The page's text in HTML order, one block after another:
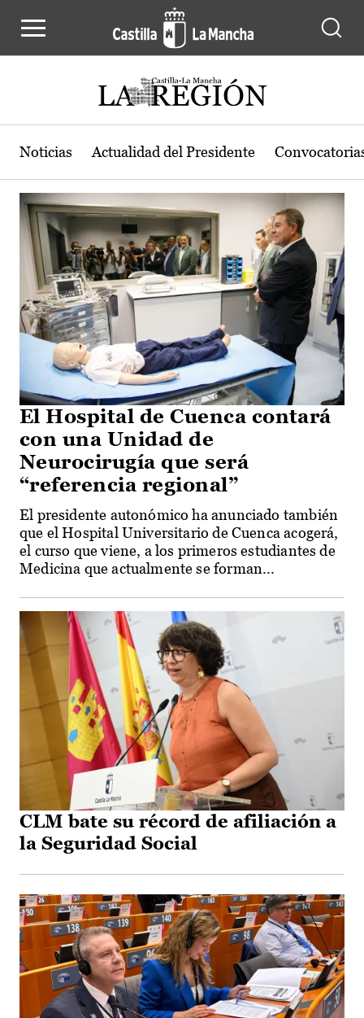
Actualidad de la región de Castilla-
Noticias Actualidad del Presidente
El Hospital de Cuenca contará
con una Unidad de
Neurocirugía que será
“referencia regional”
El presidente autonómico ha anunciado también
que el Hospital Universitario de Cuenca acogerá,
el curso que viene, a los primeros estudiantes de
Medicina que actualmente se forman...
CLM bate su récord de afiliación a
la Seguridad Social